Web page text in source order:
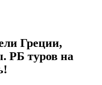
Греции,
РБ туров на